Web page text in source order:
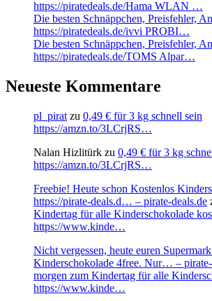
https://piratedeals.de/Hama WLAN …
Die besten Schnäppchen, Preisfehler,
https://piratedeals.de/ivvi PROBI…
Die besten Schnäppchen, Preisfehler,
https://piratedeals.de/TOMS Alpar…
Neueste Kommentare
pl_pirat zu 0,49 € für 3 kg schnell sein
https://amzn.to/3LCrjRS…
Nalan Hizlitürk zu 0,49 € für 3 kg
https://amzn.to/3LCrjRS…
Freebie! Heute schon Kostenlos
https://pirate-deals.d… – pirate-deals.de
Kindertag für alle Kinderschokolade
https://www.kinde…
Nicht vergessen, heute euren
Kinderschokolade 4free. Nur… – pirate-
morgen zum Kindertag für alle
https://www.kinde…